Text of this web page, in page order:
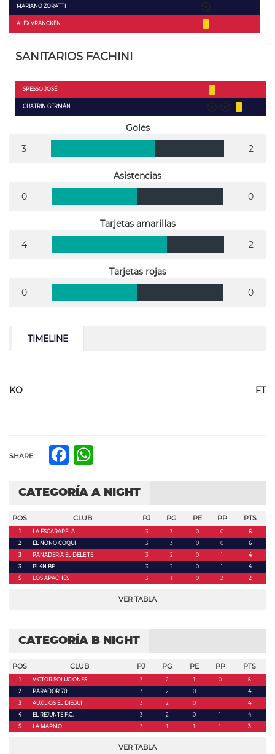
MARIANO ZORATTI
ALEX VRANCKEN
SANITARIOS FACHINI
SPESSO JOSÉ
CUATRIN GERMÁN
Goles
3
2
Asistencias
0
0
Tarjetas amarillas
4
2
Tarjetas rojas
0
0
TIMELINE
KO FT
SHARE: Facebook
CATEGORÍA A NIGHT
POS CLUB PJ PG PE PP PTS
1 LA ESCARAPELA 3 3 0 0
6
2
EL NONO COQUI 3 3 0 0
6
3
PANADERÍA EL DELEITE 3 2 0 1
4
3
PL4N BE 3 2 0 1
4
5
LOS APACHES 3 1 0 2 2
VER TABLA
CATEGORÍA B NIGHT
POS CLUB PJ PG PE PP PTS
1 VICTOR SOLUCIONES 3 2 1 0
5
2
PARADOR 70 3 2 0 1
4
3
AUXILIOS EL DIEGUI 3 2 0 1
4
4
EL REJUNTE F.C. 3 2 0 1
4
5
LA MARMO 3 1 1 1 3
VER TABLA